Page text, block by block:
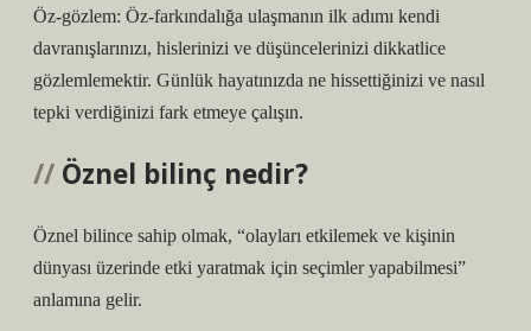
Öz-gözlem: Öz-farkındalığa ulaşmanın ilk adımı kendi
davranışlarınızı, hislerinizi ve düşüncelerinizi dikkatlice
gözlemlemektir. Günlük hayatınızda ne hissettiğinizi ve nasıl
tepki verdiğinizi fark etmeye çalışın.
Öznel bilinç nedir?
Öznel bilince sahip olmak, “olayları etkilemek ve kişinin
dünyası üzerinde etki yaratmak için seçimler yapabilmesi”
anlamına gelir.